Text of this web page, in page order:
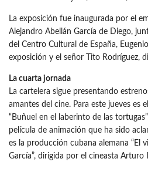
La exposición fue inaugurada por el
Alejandro Abellán García de Diego,
del Centro Cultural de España,
exposición y el señor Tito Rodríguez,
La cuarta jornada
La cartelera sigue presentando
amantes del cine. Para este jueves es
“Buñuel en el laberinto de las
película de animación que ha sido
es la producción cubana alemana “El
García”, dirigida por el cineasta Arturo